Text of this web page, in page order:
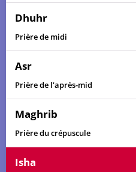
Dhuhr
Prière de midi
Asr
Prière de l'après-mid
Maghrib
Prière du crépuscule
Isha